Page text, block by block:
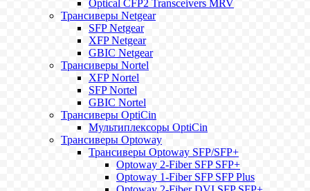
Optical CFP2 Transceivers MRV
Трансиверы Netgear
SFP Netgear
XFP Netgear
GBIC Netgear
Трансиверы Nortel
XFP Nortel
SFP Nortel
GBIC Nortel
Трансиверы OptiCin
Мультиплексоры OptiCin
Трансиверы Optoway
Трансиверы Optoway SFP/SFP+
Optoway 2-Fiber SFP SFP+
Optoway 1-Fiber SFP SFP Plus